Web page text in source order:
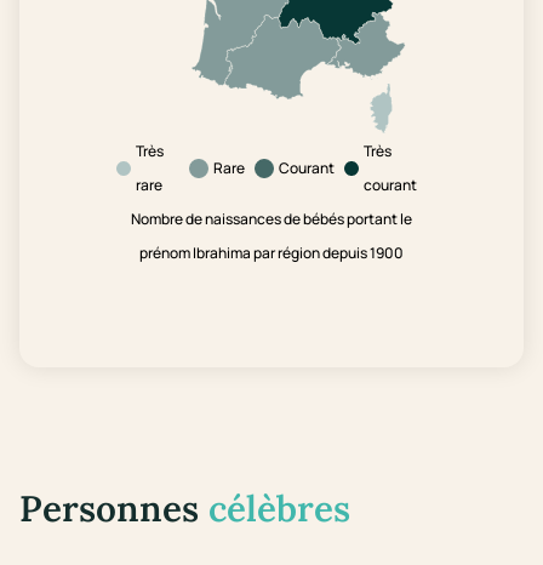
Très
rare
Rare Courant
Très
courant
Nombre de naissances de bébés portant le
prénom Ibrahima par région depuis 1900
Personnes célèbres